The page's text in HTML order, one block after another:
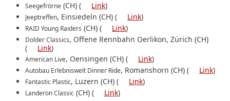
Seegefrörne (CH) ( Link)
Jeeptreffen, Einsiedeln (CH) ( Link)
RAID Young Raiders (CH) ( Link)
Dolder Classics, Offene Rennbahn Oerlikon, Zürich (CH)
(
Link)
American Live, Oensingen (CH) ( Link)
Autobau Erlebniswelt Dinner Ride, Romanshorn (CH) ( Link)
Fantastic Plastic, Luzern (CH) ( Link)
Landeron Classic (CH) ( Link)